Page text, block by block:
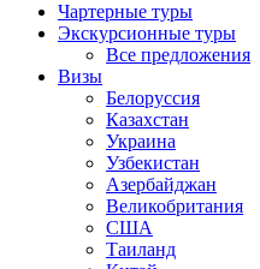
Чартерные туры
Экскурсионные туры
Все предложения
Визы
Белоруссия
Казахстан
Украина
Узбекистан
Азербайджан
Великобритания
США
Таиланд